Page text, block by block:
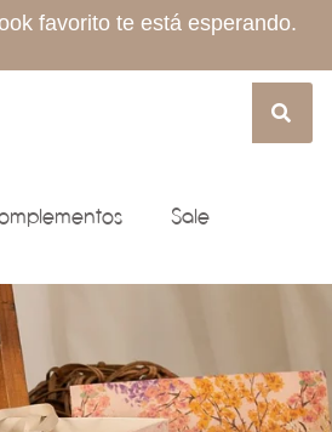
favorito te está esperando.
Sale